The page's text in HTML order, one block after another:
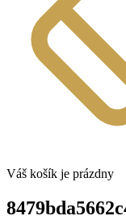
Váš košík je prázdny